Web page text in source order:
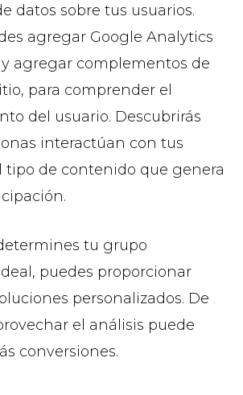
datos sobre tus usuarios.
agregar Google Analytics
agregar complementos de
para comprender el
del usuario. Descubrirás
interactúan con tus
tipo de contenido que genera
tu grupo
puedes proporcionar
personalizados. De
el análisis puede
conversiones.